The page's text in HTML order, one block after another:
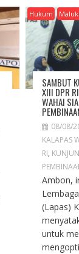
Hukum
SAMBUT
XIII DPR
WAHAI
08/08/
KALAPAS
RI,
Ambon,
(Lapas)
untuk